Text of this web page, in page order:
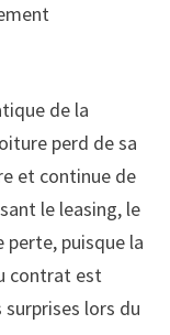
de la
perd de sa
et continue de
le leasing, le
perte, puisque la
contrat est
lors du